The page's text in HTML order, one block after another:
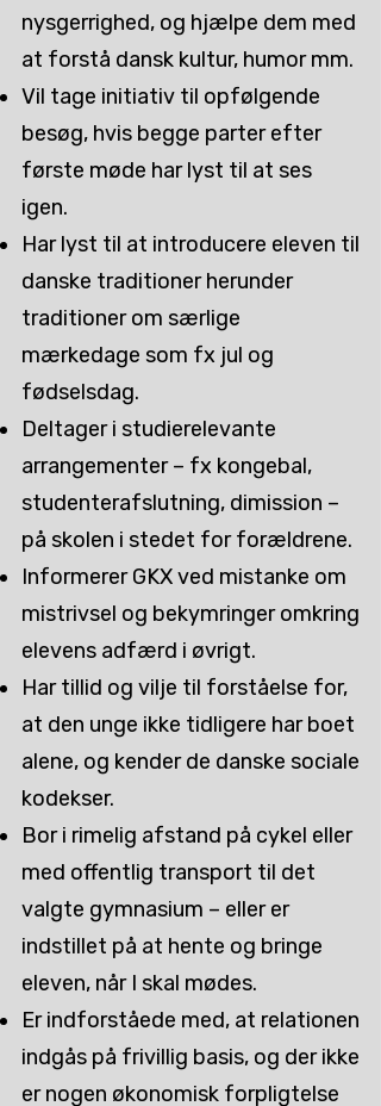
nysgerrighed, og hjælpe dem med
at forstå dansk kultur, humor mm.
Vil tage initiativ til opfølgende
besøg, hvis begge parter efter
første møde har lyst til at ses
igen.
Har lyst til at introducere eleven til
danske traditioner herunder
traditioner om særlige
mærkedage som fx jul og
fødselsdag.
Deltager i studierelevante
arrangementer – fx kongebal,
studenterafslutning, dimission –
på skolen i stedet for forældrene.
Informerer GKX ved mistanke om
mistrivsel og bekymringer omkring
elevens adfærd i øvrigt.
Har tillid og vilje til forståelse for,
at den unge ikke tidligere har boet
alene, og kender de danske sociale
kodekser.
Bor i rimelig afstand på cykel eller
med offentlig transport til det
valgte gymnasium – eller er
indstillet på at hente og bringe
eleven, når I skal mødes.
Er indforståede med, at relationen
indgås på frivillig basis, og der ikke
er nogen økonomisk forpligtelse